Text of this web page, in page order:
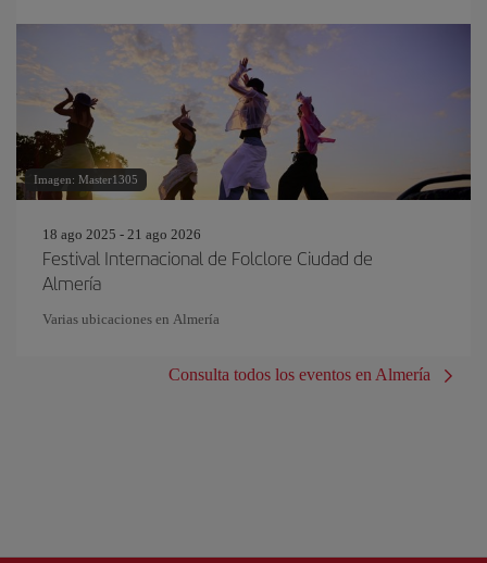
Imagen: Master1305
18 ago 2025 - 21 ago 2026
Festival Internacional de Folclore Ciudad de
Almería
Varias ubicaciones en Almería
Consulta todos los eventos en Almería